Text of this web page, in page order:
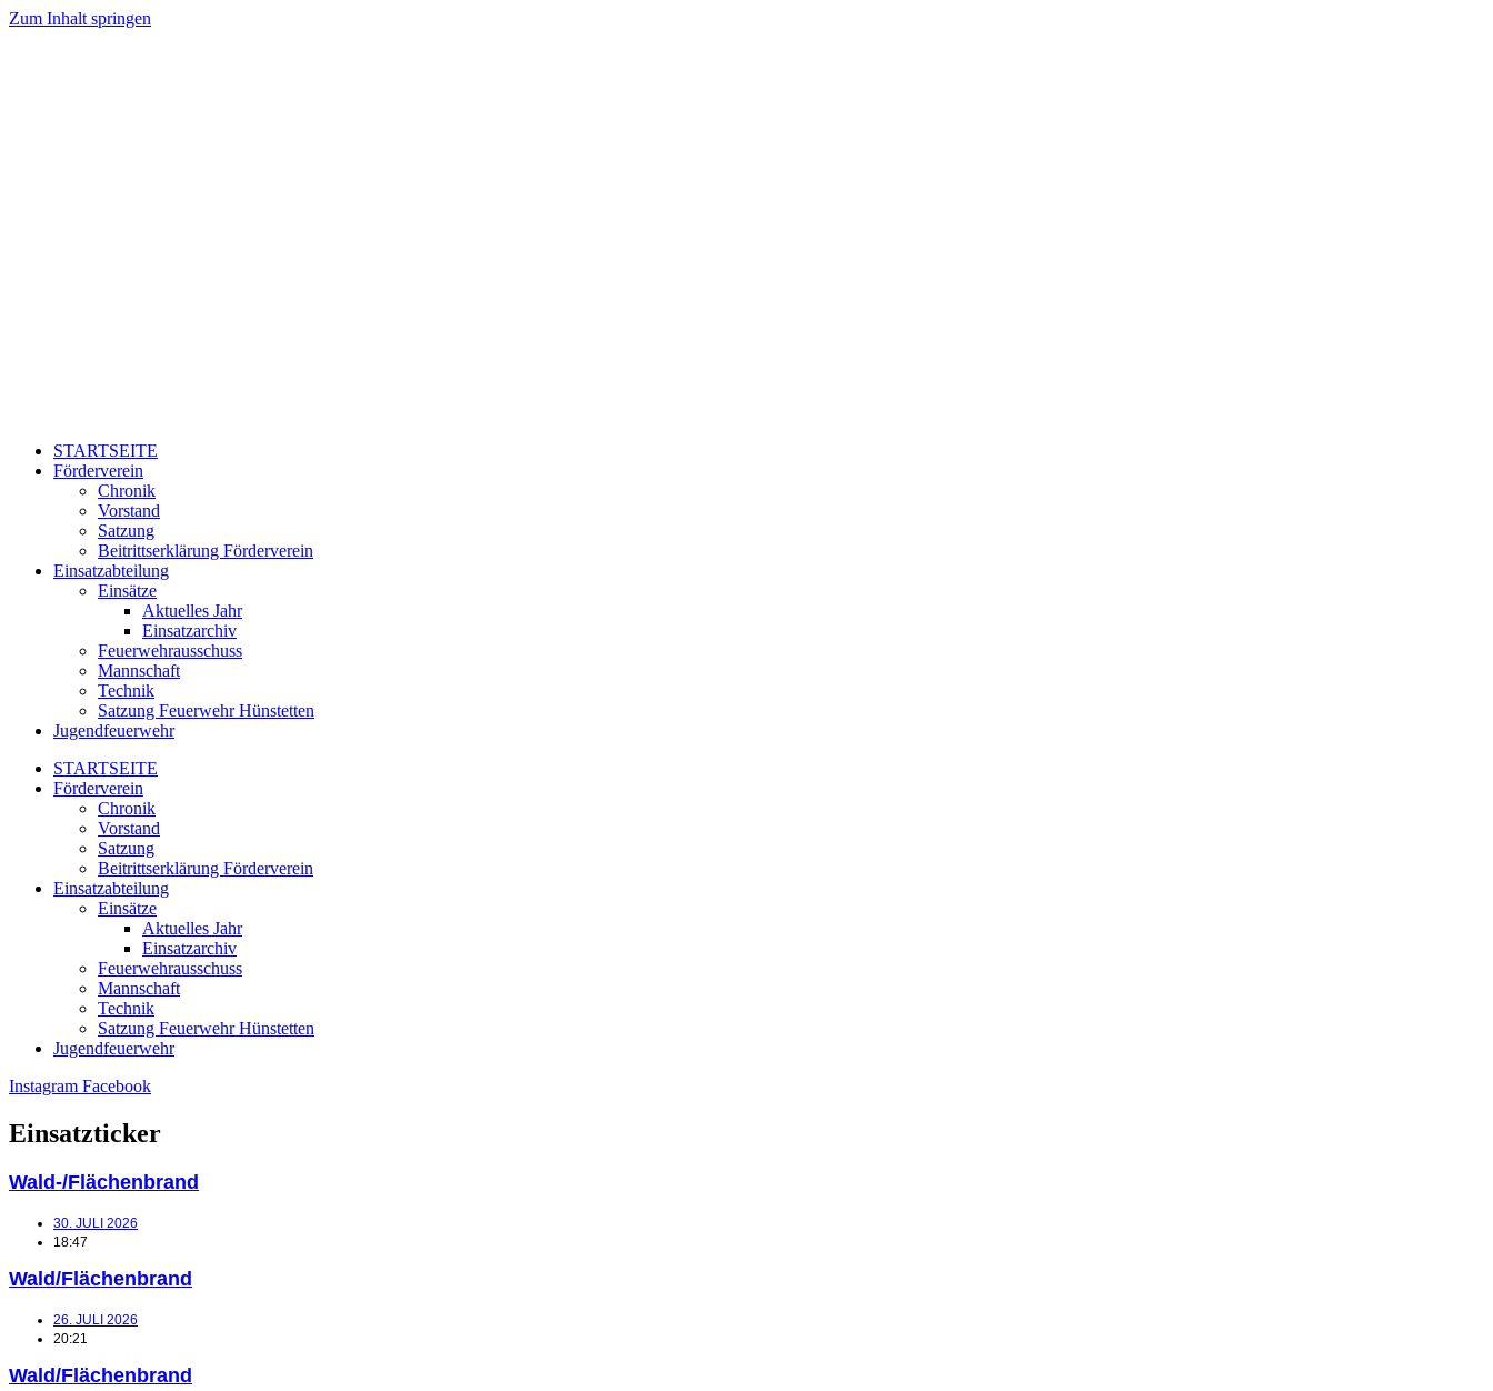
Zum Inhalt springen
STARTSEITE
Förderverein
Chronik
Vorstand
Satzung
Beitrittserklärung Förderverein
Einsatzabteilung
Einsätze
Aktuelles Jahr
Einsatzarchiv
Feuerwehrausschuss
Mannschaft
Technik
Satzung Feuerwehr Hünstetten
Jugendfeuerwehr
STARTSEITE
Förderverein
Chronik
Vorstand
Satzung
Beitrittserklärung Förderverein
Einsatzabteilung
Einsätze
Aktuelles Jahr
Einsatzarchiv
Feuerwehrausschuss
Mannschaft
Technik
Satzung Feuerwehr Hünstetten
Jugendfeuerwehr
Instagram Facebook
Einsatzticker
Wald-/Flächenbrand
30. JULI 2026
18:47
Wald/Flächenbrand
26. JULI 2026
20:21
Wald/Flächenbrand